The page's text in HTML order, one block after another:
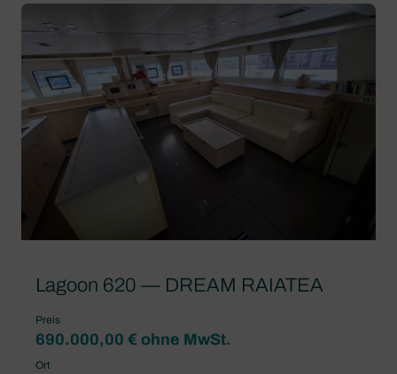
Lagoon 620 — DREAM RAIATEA
Preis
690.000,00 € ohne MwSt.
Ort